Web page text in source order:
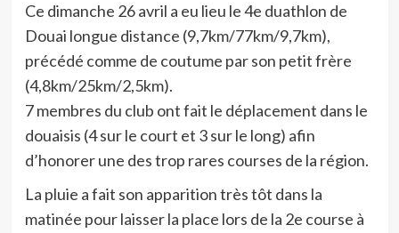
Ce dimanche 26 avril a eu lieu le 4e duathlon de
Douai longue distance (9,7km/77km/9,7km),
précédé comme de coutume par son petit frère
(4,8km/25km/2,5km).
7 membres du club ont fait le déplacement dans le
douaisis (4 sur le court et 3 sur le long) afin
d’honorer une des trop rares courses de la région.
La pluie a fait son apparition très tôt dans la
matinée pour laisser la place lors de la 2e course à